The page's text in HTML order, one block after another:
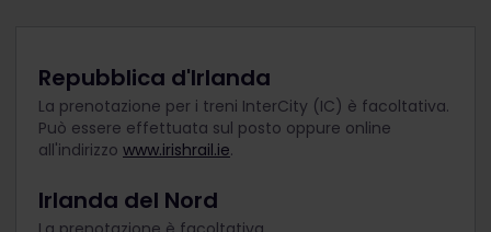
Repubblica d'Irlanda
La prenotazione per i treni InterCity (IC) è facoltativa.
Può essere effettuata sul posto oppure online
all'indirizzo www.irishrail.ie.
Irlanda del Nord